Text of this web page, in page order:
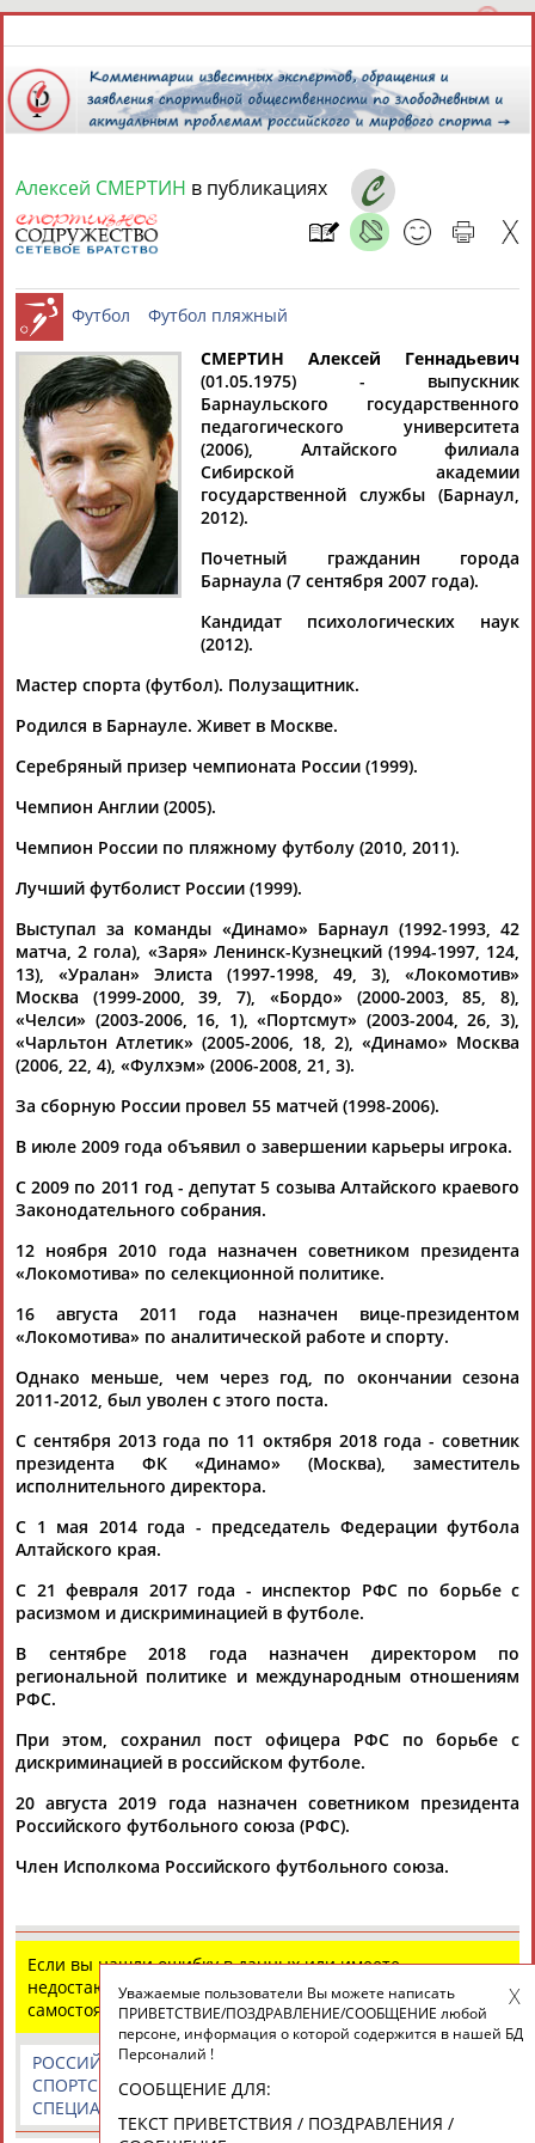
9 августа 2026 года,
СПОРТСМЕНЫ, ТРЕНЕРЫ И СПЕЦИАЛИСТЫ
Найдено: 13181персон Расширенный поиск
Аслаудин
АБАЕВ
Елена
АБАИМОВА
Мария
Юлия
Тамилла
Флюра
АББАТЕ-
Татьяна
АББЯСОВА
Артур
Каримжан
АБДРАХМАНОВ
Аделя
АБДРАХМАНОВА
Андрей
АБДУВАЛИЕВ
Герман
АБДУЛАЕВ
Рамазан
АБДУЛАЕВ
Тагир
АБДУЛАЕВ
Камиль
АБДУЛАЗИЗОВ
Загалав
Камалудин
АБДУЛДАУДОВ
Абдула
АБДУЛЖАЛИЛОВ
Магомед
Назир
24 персон из 13181
ЕЩЁ ПЕРСОНЫ
ЦЕЛИ ПРОЕКТА КОНТАКТЫ НАШИ КНОПКИ РЕКЛАМА
Вопросы сотрудничества и совместной деятельности inform@infosport.ru
© Стадион, 1998-2026
Адресов в новостной рассылке: 996
Подпишись
Алексей СМЕРТИН в публикациях
Футбол Футбол пляжный
СМЕРТИН Алексей Геннадьевич
(01.05.1975) - выпускник
Барнаульского государственного
педагогического университета
(2006), Алтайского филиала
Сибирской академии
государственной службы (Барнаул,
2012).
Почетный гражданин города
Барнаула (7 сентября 2007 года).
Кандидат психологических наук
(2012).
Мастер спорта (футбол). Полузащитник.
Родился в Барнауле. Живет в Москве.
Серебряный призер чемпионата России (1999).
Чемпион Англии (2005).
Чемпион России по пляжному футболу (2010, 2011).
Лучший футболист России (1999).
Выступал за команды «Динамо» Барнаул (1992-1993, 42
матча, 2 гола), «Заря» Ленинск-Кузнецкий (1994-1997, 124,
13), «Уралан» Элиста (1997-1998, 49, 3), «Локомотив»
Москва (1999-2000, 39, 7), «Бордо» (2000-2003, 85, 8),
«Челси» (2003-2006, 16, 1), «Портсмут» (2003-2004, 26, 3),
«Чарльтон Атлетик» (2005-2006, 18, 2), «Динамо» Москва
(2006, 22, 4), «Фулхэм» (2006-2008, 21, 3).
За сборную России провел 55 матчей (1998-2006).
В июле 2009 года объявил о завершении карьеры игрока.
С 2009 по 2011 год - депутат 5 созыва Алтайского краевого
Законодательного собрания.
12 ноября 2010 года назначен советником президента
«Локомотива» по селекционной политике.
16 августа 2011 года назначен вице-президентом
«Локомотива» по аналитической работе и спорту.
Однако меньше, чем через год, по окончании сезона
2011-2012, был уволен с этого поста.
С сентября 2013 года по 11 октября 2018 года - советник
президента ФК «Динамо» (Москва), заместитель
исполнительного директора.
С 1 мая 2014 года - председатель Федерации футбола
Алтайского края.
С 21 февраля 2017 года - инспектор РФС по борьбе с
расизмом и дискриминацией в футболе.
В сентябре 2018 года назначен директором по
региональной политике и международным отношениям
РФС.
При этом, сохранил пост офицера РФС по борьбе с
дискриминацией в российском футболе.
20 августа 2019 года назначен советником президента
Российского футбольного союза (РФС).
Член Исполкома Российского футбольного союза.
Если вы нашли ошибку в данных или имеете
недостающую информацию, внесите изменения
самостоятельно
РОССИЙСКИЕ
СПОРТИВНЫЕ
РОССИЙСКИЕ
СПОРТСМЕНЫ,
СПЕЦИАЛИСТЫ
Уважаемые пользователи Вы можете написать
ПРИВЕТСТВИЕ/ПОЗДРАВЛЕНИЕ/СООБЩЕНИЕ любой
персоне, информация о которой содержится в нашей БД
Персоналий !
СООБЩЕНИЕ ДЛЯ:
ТЕКСТ ПРИВЕТСТВИЯ / ПОЗДРАВЛЕНИЯ /